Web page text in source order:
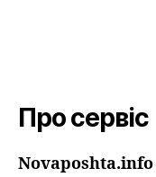
Про сервіс
Novaposhta.info